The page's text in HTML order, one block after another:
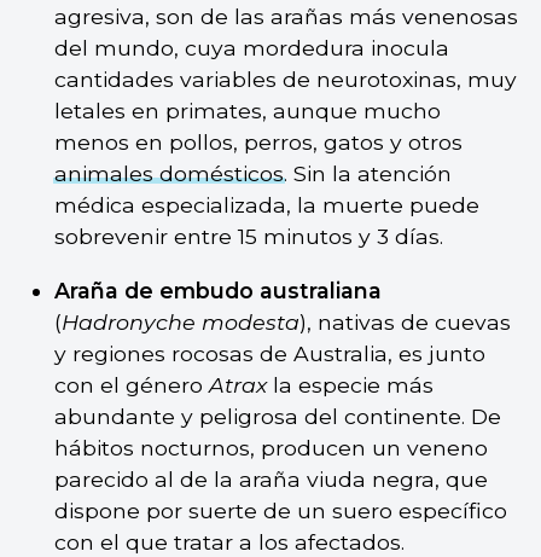
agresiva, son de las arañas más venenosas
del mundo, cuya mordedura inocula
cantidades variables de neurotoxinas, muy
letales en primates, aunque mucho
menos en pollos, perros, gatos y otros
animales domésticos. Sin la atención
médica especializada, la muerte puede
sobrevenir entre 15 minutos y 3 días.
Araña de embudo australiana
(Hadronyche modesta), nativas de cuevas
y regiones rocosas de Australia, es junto
con el géneroAtrax la especie más
abundante y peligrosa del continente. De
hábitos nocturnos, producen un veneno
parecido al de la araña viuda negra, que
dispone por suerte de un suero específico
con el que tratar a los afectados.